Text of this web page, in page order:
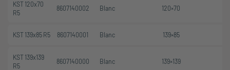
KST 120x70
R5
8607140002 Blanc 120×70
KST 139x85 R5 8607140001 Blanc 139×85
KST 139x139
R5
8607140000 Blanc 139×139